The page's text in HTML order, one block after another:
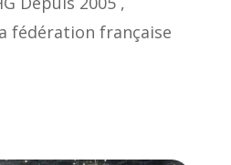
fédération française